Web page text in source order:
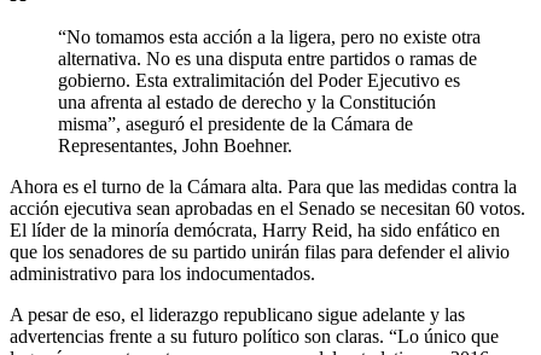
“No tomamos esta acción a la ligera, pero no existe otra
alternativa. No es una disputa entre partidos o ramas de
gobierno. Esta extralimitación del Poder Ejecutivo es
una afrenta al estado de derecho y la Constitución
misma”, aseguró el presidente de la Cámara de
Representantes, John Boehner.
Ahora es el turno de la Cámara alta. Para que las medidas contra la
acción ejecutiva sean aprobadas en el Senado se necesitan 60 votos.
El líder de la minoría demócrata, Harry Reid, ha sido enfático en
que los senadores de su partido unirán filas para defender el alivio
administrativo para los indocumentados.
A pesar de eso, el liderazgo republicano sigue adelante y las
advertencias frente a su futuro político son claras. “Lo único que